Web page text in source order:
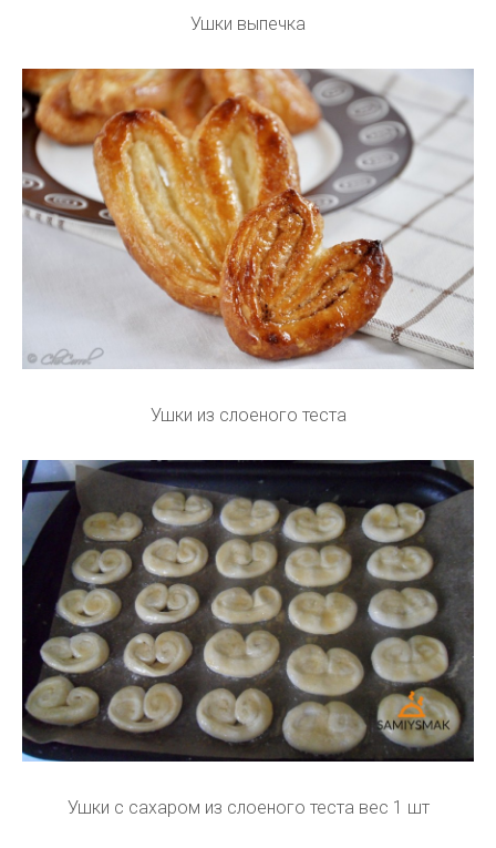
Ушки выпечка
Ушки из слоеного теста
Ушки с сахаром из слоеного теста вес 1 шт